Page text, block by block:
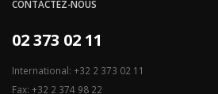
CONTACTEZ-NOUS
02 373 02 11
International: +32 2 373 02 11
Fax: +32 2 374 98 22